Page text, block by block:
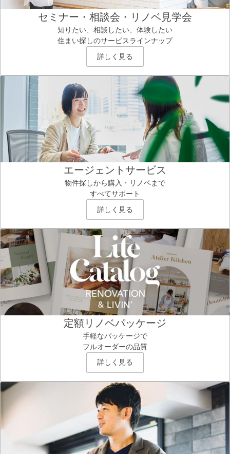
セミナー・相談会・リノベ見学会
知りたい、相談したい、体験したい
住まい探しのサービスラインナップ
詳しく見る
エージェントサービス
物件探しから購入・リノベまで
すべてサポート
詳しく見る
定額リノベパッケージ
手軽なパッケージで
フルオーダーの品質
詳しく見る